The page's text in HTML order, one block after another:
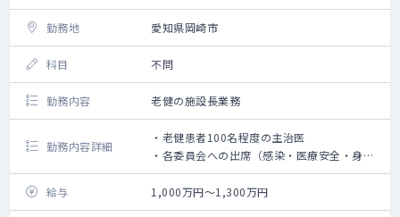
勤務地 愛知県岡崎市
科目 不問
勤務内容 老健の施設長業務
勤務内容詳細
・老健患者100名程度の主治医
・各委員会への出席（感染・医療安全・身体
拘束・褥瘡・虐待防止・スタッフ会議）
・デイケアの管理者としての業務
・行政への届出に管理者として記名
給与 1,000万円～1,300万円